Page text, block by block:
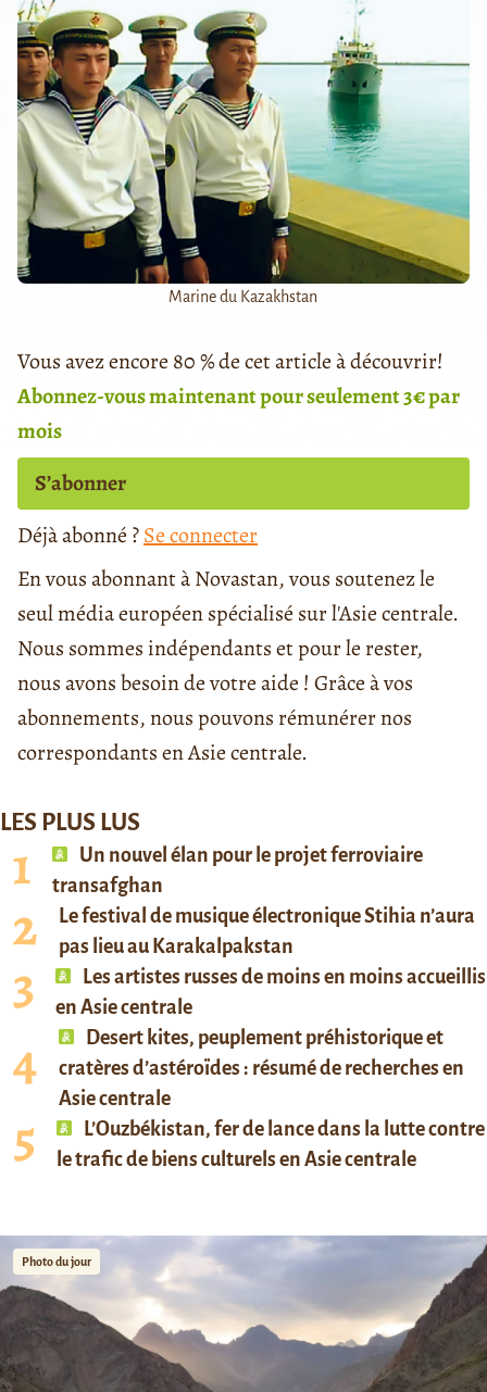
Marine du Kazakhstan
Vous avez encore 80 % de cet article à découvrir!
Abonnez-vous maintenant pour seulement 3€ par
mois
S’abonner
Déjà abonné ?Se connecter
En vous abonnant à Novastan, vous soutenez le
seul média européen spécialisé sur l'Asie centrale.
Nous sommes indépendants et pour le rester,
nous avons besoin de votre aide ! Grâce à vos
abonnements, nous pouvons rémunérer nos
correspondants en Asie centrale.
LES PLUS LUS
Un nouvel élan pour le projet ferroviaire
transafghan
Le festival de musique électronique Stihia n’aura
pas lieu au Karakalpakstan
Les artistes russes de moins en moins accueillis
en Asie centrale
Desert kites, peuplement préhistorique et
cratères d’astéroïdes : résumé de recherches en
Asie centrale
L’Ouzbékistan, fer de lance dans la lutte contre
le trafic de biens culturels en Asie centrale
Photo du jour